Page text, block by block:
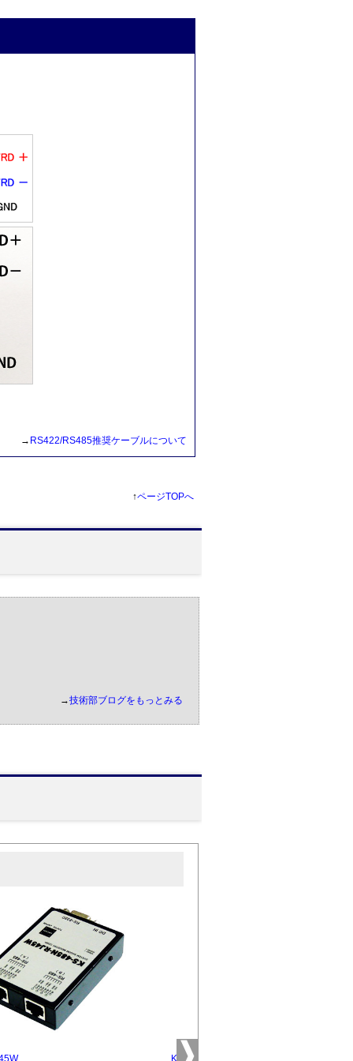
→ RS422/RS485推奨ケーブルについて
↑ページTOPへ
→技術部ブログをもっとみる